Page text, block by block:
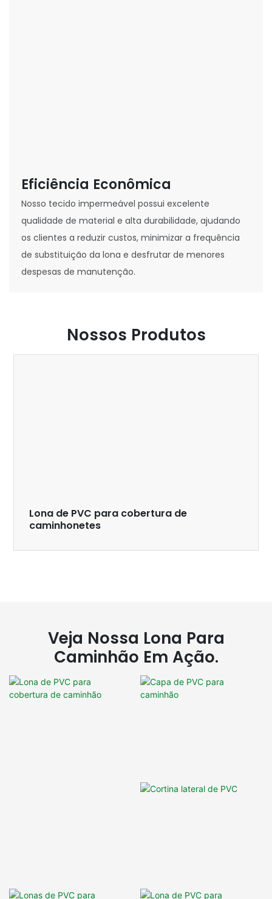
Eficiência Econômica
Nosso tecido impermeável possui excelente
qualidade de material e alta durabilidade, ajudando
os clientes a reduzir custos, minimizar a frequência
de substituição da lona e desfrutar de menores
despesas de manutenção.
Nossos Produtos
Lona de PVC para cobertura de
caminhonetes
Veja Nossa Lona Para
Caminhão Em Ação.